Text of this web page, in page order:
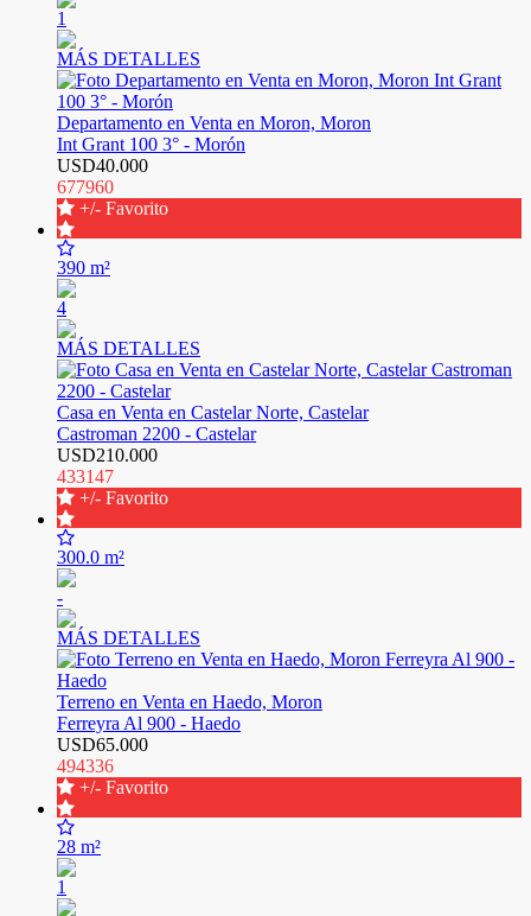
1
MÁS DETALLES
Departamento en Venta en Moron, Moron
Int Grant 100 3° - Morón
USD40.000
677960
+/- Favorito
390 m²
4
MÁS DETALLES
Casa en Venta en Castelar Norte, Castelar
Castroman 2200 - Castelar
USD210.000
433147
+/- Favorito
300.0 m²
-
MÁS DETALLES
Terreno en Venta en Haedo, Moron
Ferreyra Al 900 - Haedo
USD65.000
494336
+/- Favorito
28 m²
1